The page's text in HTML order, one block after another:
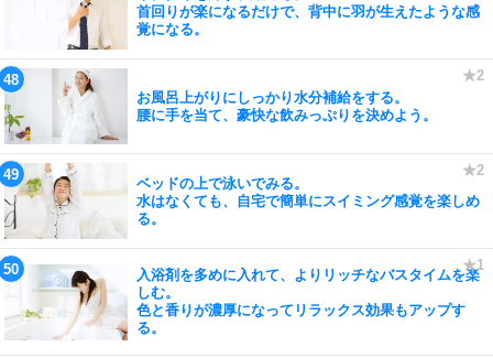
首回りが楽になるだけで、背中に羽が生えたような感
覚になる。
お風呂上がりにしっかり水分補給をする。
腰に手を当て、豪快な飲みっぷりを決めよう。
ベッドの上で泳いでみる。
水はなくても、自宅で簡単にスイミング感覚を楽しめ
る。
入浴剤を多めに入れて、よりリッチなバスタイムを楽
しむ。
色と香りが濃厚になってリラックス効果もアップす
る。